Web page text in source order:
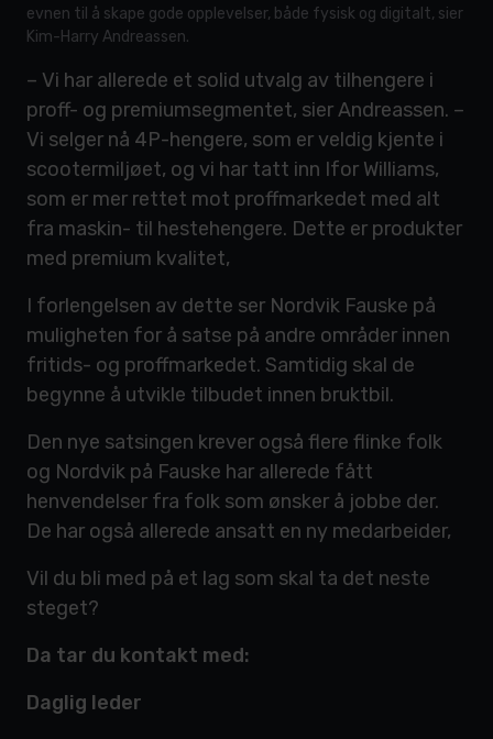
evnen til å skape gode opplevelser, både fysisk og digitalt, sier
Kim-Harry Andreassen.
– Vi har allerede et solid utvalg av tilhengere i
proff- og premiumsegmentet, sier Andreassen. –
Vi selger nå 4P-hengere, som er veldig kjente i
scootermiljøet, og vi har tatt inn Ifor Williams,
som er mer rettet mot proffmarkedet med alt
fra maskin- til hestehengere. Dette er produkter
med premium kvalitet,
I forlengelsen av dette ser Nordvik Fauske på
muligheten for å satse på andre områder innen
fritids- og proffmarkedet. Samtidig skal de
begynne å utvikle tilbudet innen bruktbil.
Den nye satsingen krever også flere flinke folk
og Nordvik på Fauske har allerede fått
henvendelser fra folk som ønsker å jobbe der.
De har også allerede ansatt en ny medarbeider,
Vil du bli med på et lag som skal ta det neste
steget?
Da tar du kontakt med:
Daglig leder